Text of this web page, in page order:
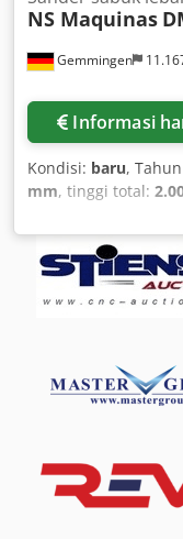
Gemmingen
NS Maquinas
Informasi
Kondisi: baru,
mm, tinggi total:
12 kW (16,32 hp),
(maks.):120 mm,
Deburring up to
to 1100 mm width.
station that can be
50×50 mm up to
woven/Scotch belts.
1100x120 Number
Aetzfpkokksrf